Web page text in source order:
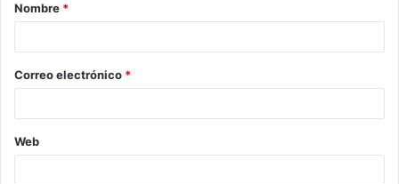
Nombre *
Correo electrónico *
Web